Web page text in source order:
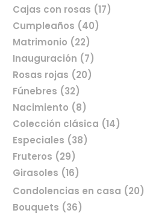
Cajas con rosas (17)
Cumpleaños (40)
Matrimonio (22)
Inauguración (7)
Rosas rojas (20)
Fúnebres (32)
Nacimiento (8)
Colección clásica (14)
Especiales (38)
Fruteros (29)
Girasoles (16)
Condolencias en casa (20)
Bouquets (36)